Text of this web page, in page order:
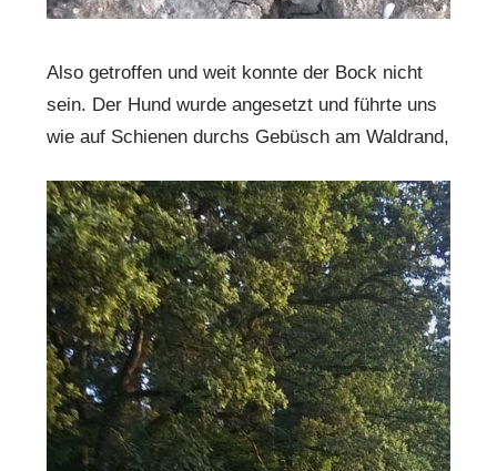
Also getroffen und weit konnte der Bock nicht
sein. Der Hund wurde angesetzt und führte uns
wie auf Schienen durchs Gebüsch am Waldrand,